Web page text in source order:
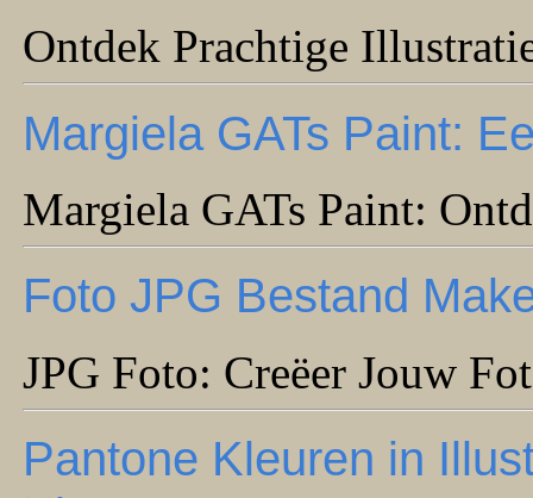
Ontdek Prachtige
Margiela GATs Paint:
Margiela GATs Paint:
Foto JPG Bestand
JPG Foto: Creëer Jouw
Pantone Kleuren in